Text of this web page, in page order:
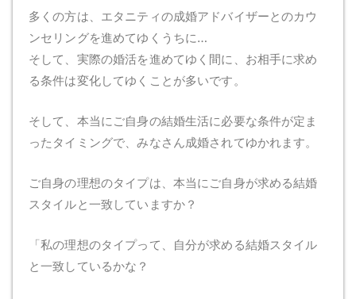
多くの方は、エタニティの成婚アドバイザーとのカウ
ンセリングを進めてゆくうちに…
そして、実際の婚活を進めてゆく間に、お相手に求め
る条件は変化してゆくことが多いです。
そして、本当にご自身の結婚生活に必要な条件が定ま
ったタイミングで、みなさん成婚されてゆかれます。
ご自身の理想のタイプは、本当にご自身が求める結婚
スタイルと一致していますか？
「私の理想のタイプって、自分が求める結婚スタイル
と一致しているかな？